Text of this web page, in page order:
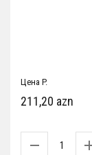
Цена P.
211,20 azn